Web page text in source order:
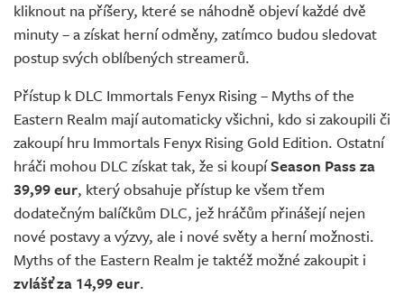
kliknout na příšery, které se náhodně objeví každé dvě
minuty – a získat herní odměny, zatímco budou sledovat
postup svých oblíbených streamerů.
Přístup k DLC Immortals Fenyx Rising – Myths of the
Eastern Realm mají automaticky všichni, kdo si zakoupili či
zakoupí hru Immortals Fenyx Rising Gold Edition. Ostatní
hráči mohou DLC získat tak, že si koupíSeason Pass za
39,99 eur, který obsahuje přístup ke všem třem
dodatečným balíčkům DLC, jež hráčům přinášejí nejen
nové postavy a výzvy, ale i nové světy a herní možnosti.
Myths of the Eastern Realm je taktéž možné zakoupit i
zvlášť za 14,99 eur.